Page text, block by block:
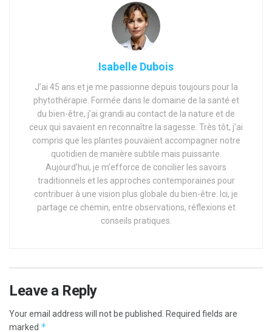
Isabelle Dubois
J’ai 45 ans et je me passionne depuis toujours pour la
phytothérapie. Formée dans le domaine de la santé et
du bien-être, j’ai grandi au contact de la nature et de
ceux qui savaient en reconnaître la sagesse. Très tôt, j’ai
compris que les plantes pouvaient accompagner notre
quotidien de manière subtile mais puissante.
Aujourd’hui, je m’efforce de concilier les savoirs
traditionnels et les approches contemporaines pour
contribuer à une vision plus globale du bien-être. Ici, je
partage ce chemin, entre observations, réflexions et
conseils pratiques.
Leave a Reply
Your email address will not be published.
Required fields are
marked *